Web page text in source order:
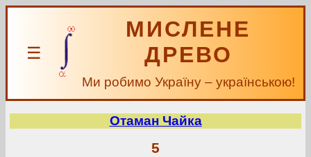
☰
МИСЛЕНЕ
ДРЕВО
Ми робимо Україну – українською!
Отаман Чайка
5